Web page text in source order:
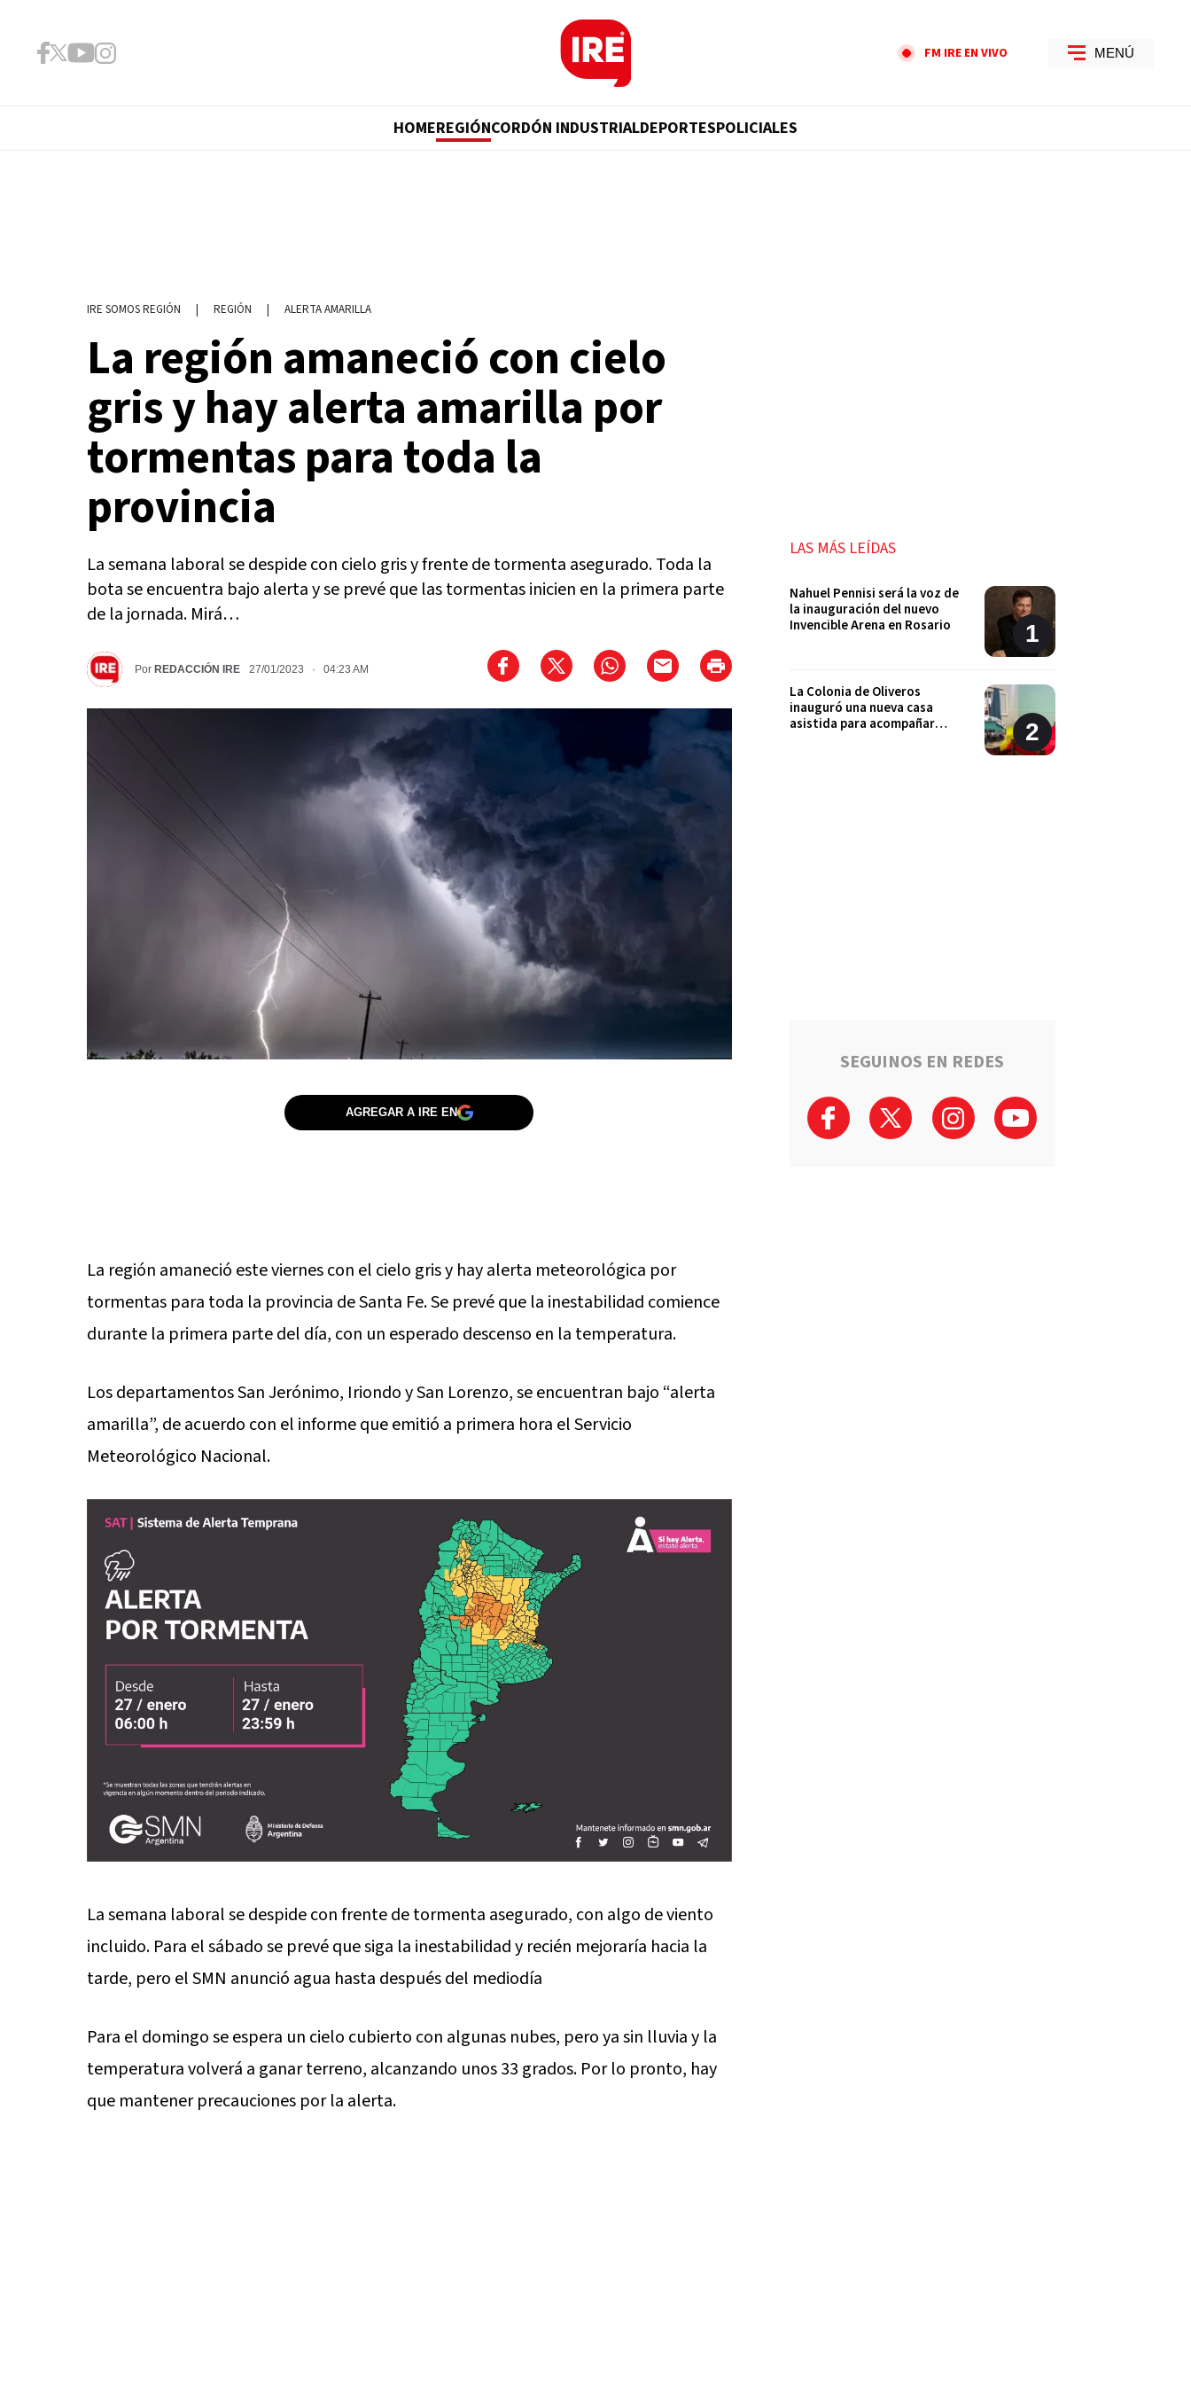
FM IRE EN VIVO MENÚ
HOMEREGIÓNCORDÓN INDUSTRIALDEPORTESPOLICIALES
IRE SOMOS REGIÓN | REGIÓN | ALERTA AMARILLA
La región amaneció con cielo
gris y hay alerta amarilla por
tormentas para toda la
provincia
La semana laboral se despide con cielo gris y frente de tormenta asegurado. Toda la
bota se encuentra bajo alerta y se prevé que las tormentas inicien en la primera parte
de la jornada. Mirá…
Por REDACCIÓN IRE 27/01/2023 · 04:23 AM
AGREGAR A IRE EN
La región amaneció este viernes con el cielo gris y hay alerta meteorológica por
tormentas para toda la provincia de Santa Fe. Se prevé que la inestabilidad comience
durante la primera parte del día, con un esperado descenso en la temperatura.
Los departamentos San Jerónimo, Iriondo y San Lorenzo, se encuentran bajo “alerta
amarilla”, de acuerdo con el informe que emitió a primera hora el Servicio
Meteorológico Nacional.
La semana laboral se despide con frente de tormenta asegurado, con algo de viento
incluido. Para el sábado se prevé que siga la inestabilidad y recién mejoraría hacia la
tarde, pero el SMN anunció agua hasta después del mediodía
Para el domingo se espera un cielo cubierto con algunas nubes, pero ya sin lluvia y la
temperatura volverá a ganar terreno, alcanzando unos 33 grados. Por lo pronto, hay
que mantener precauciones por la alerta.
LAS MÁS LEÍDAS
Nahuel Pennisi será la voz de
la inauguración del nuevo
Invencible Arena en Rosario
La Colonia de Oliveros
inauguró una nueva casa
asistida para acompañar
SEGUINOS EN REDES